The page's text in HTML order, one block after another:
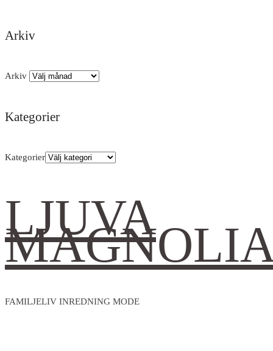
Arkiv
Arkiv
Kategorier
Kategorier
LJUVA
FAMILJELIV INREDNING MODE